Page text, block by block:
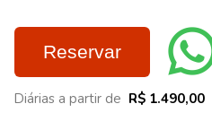
Reservar
Diárias a partir de R$ 1.490,00